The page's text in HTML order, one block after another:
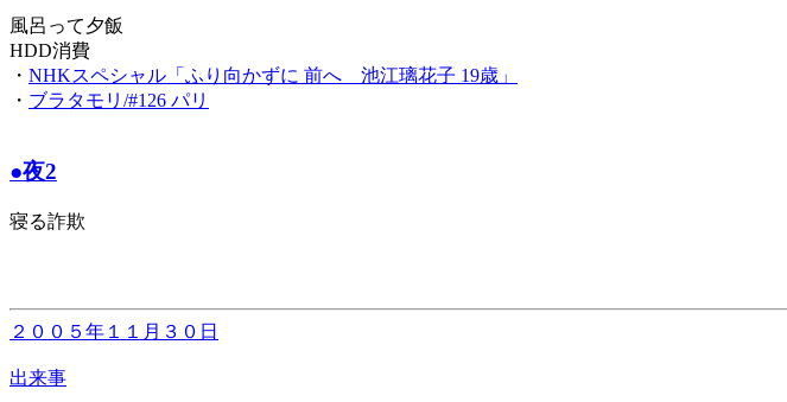
風呂って夕飯
HDD消費
・ NHKスペシャル「ふり向かずに 前へ 池江璃花子 19歳」
・ ブラタモリ/#126 パリ
●夜2
寝る詐欺
２００５年１１月３０日
出来事